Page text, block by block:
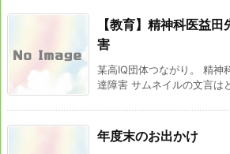
【教育】精神科医益
害
某高IQ団体つながり。 精神
達障害 サムネイルの文言は
年度末のお出かけ